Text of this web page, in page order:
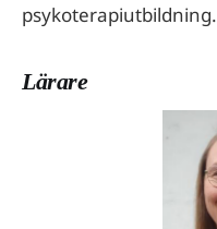
psykoterapiutbildning.
Lärare